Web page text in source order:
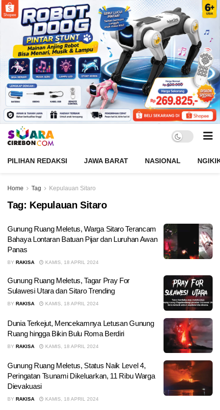
PILIHAN REDAKSI JAWA BARAT NASIONAL
Home Tag Kepulauan Sitaro
Tag: Kepulauan Sitaro
Gunung Ruang Meletus, Warga Sitaro Terancam
Bahaya Lontaran Batuan Pijar dan Luruhan Awan
Panas
BY RAKISA KAMIS, 18 APRIL 2024
Gunung Ruang Meletus, Tagar Pray For
Sulawesi Utara dan Sitaro Trending
BY RAKISA KAMIS, 18 APRIL 2024
Dunia Terkejut, Mencekamnya Letusan Gunung
Ruang hingga Bikin Bulu Roma Berdiri
BY RAKISA KAMIS, 18 APRIL 2024
Gunung Ruang Meletus, Status Naik Level 4,
Peringatan Tsunami Dikeluarkan, 11 Ribu Warga
Dievakuasi
BY RAKISA KAMIS, 18 APRIL 2024